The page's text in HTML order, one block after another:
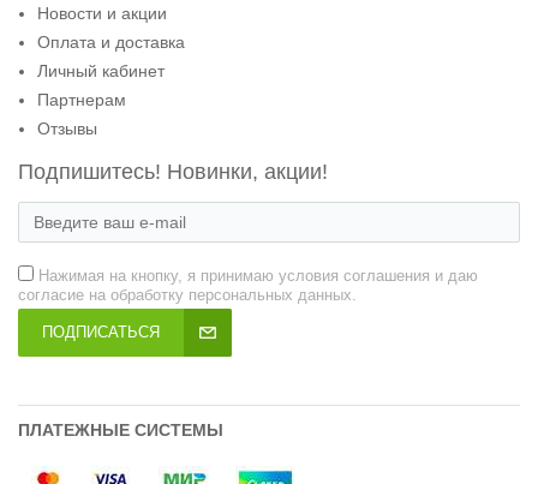
Новости и акции
Оплата и доставка
Личный кабинет
Партнерам
Отзывы
Подпишитесь! Новинки, акции!
Нажимая на кнопку, я принимаю условия соглашения и даю
согласие на обработку персональных данных.
ПОДПИСАТЬСЯ
ПЛАТЕЖНЫЕ СИСТЕМЫ